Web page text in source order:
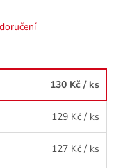
130 Kč / ks
129 Kč / ks
127 Kč / ks